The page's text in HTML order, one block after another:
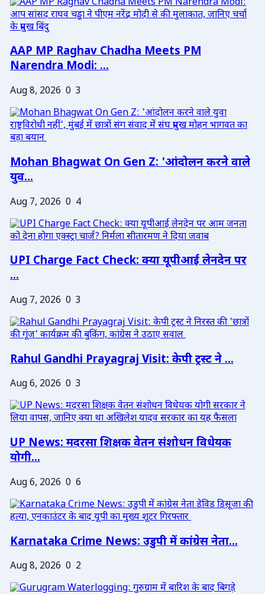
AAP MP Raghav Chadha Meets PM
Narendra Modi: ...
Aug 8, 2026 0 3
Mohan Bhagwat On Gen Z: 'आंदोलन करने वाले
युव...
Aug 7, 2026 0 4
UPI Charge Fact Check: क्या यूपीआई लेनदेन पर
...
Aug 7, 2026 0 3
Rahul Gandhi Prayagraj Visit: केपी ट्रस्ट ने ...
Aug 6, 2026 0 3
UP News: मदरसा शिक्षक वेतन संशोधन विधेयक
योगी...
Aug 6, 2026 0 6
Karnataka Crime News: उडुपी में कांग्रेस नेता...
Aug 8, 2026 0 2